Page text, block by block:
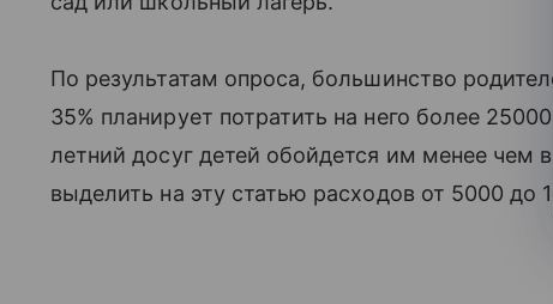
По результатам опроса, большинство
35% планирует потратить на него более
летний досуг детей обойдется им менее чем
выделить на эту статью расходов от 5000 до